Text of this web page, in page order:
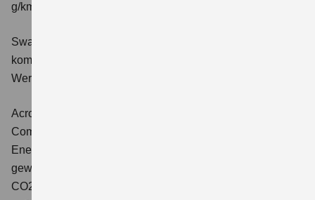
g/km; CO2-Klasse: E
Swace 1.8 HYBRID CVT Comfort+
kombinierter Energieverbrauch 4,5 l/100km; kombinierter
Wert der CO2-Emission: 102 g/km; CO2-Klasse: C.
Across 2.5 PLUG-IN HYBRID CVT
Comfort+
Energieverbrauch: 17,1kWh/100km plus 1,0 l/100 km;
gewichtet kombinierter Wert der CO2-Emission: 22 g/km;
CO2-Klasse: B; kombinierter Kraftstoffverbrauch bei